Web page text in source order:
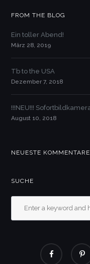
FROM THE BLOG
Ein toller Abend!
März 28, 2019
Tb to the USA
Dezember 7, 2018
!!!NEU!!!
August 10, 2018
NEUESTE KOMMENTARE
SUCHE